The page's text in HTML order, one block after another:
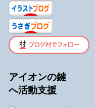
アイオンの鍵
へ活動支援